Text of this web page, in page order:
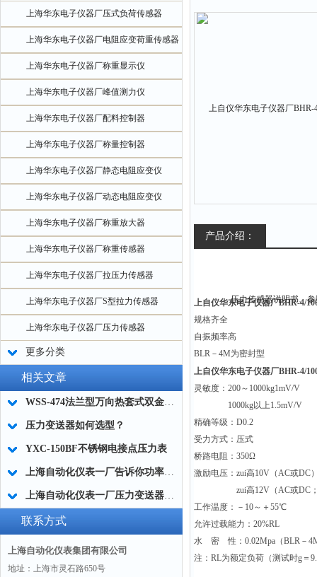
上海华东电子仪器厂压式负荷传感器
上海华东电子仪器厂电阻应变荷重传感器
上海华东电子仪器厂称重显示仪
上海华东电子仪器厂峰值测力仪
上海华东电子仪器厂配料控制器
上海华东电子仪器厂称量控制器
上海华东电子仪器厂静态电阻应变仪
上海华东电子仪器厂动态电阻应变仪
上海华东电子仪器厂称重放大器
上海华东电子仪器厂称重传感器
上海华东电子仪器厂拉压力传感器
上海华东电子仪器厂S型拉力传感器
上海华东电子仪器厂压力传感器
更多分类
相关文章
WSS-474法兰型万向热套式双金属选型说明
压力变送器如何选型？
YXC-150BF不锈钢电接点压力表
上海自动化仪表一厂告诉你功率表可分为几类
上海自动化仪表一厂压力变送器与传感器比具有放大作用
联系方式
上海自动化仪表集团有限公司
地址：上海市灵石路650号
产品介绍：
上自仪华东电子仪器厂BHR-4/
规格齐全
自振频率高
BLR－4M为密封型
上自仪华东电子仪器厂BHR-4/
灵敏度：200～1000kg1mV/V
1000kg以上1.5mV/V
精确等级：D0.2
受力方式：压式
桥路电阻：350Ω
激励电压：zui高10V（AC或DC
zui高12V（AC或DC；
工作温度：－10～＋55℃
允许过载能力：20%RL
水 密 性：0.02Mpa（BLR－
注：RL为额定负荷（测试时g＝